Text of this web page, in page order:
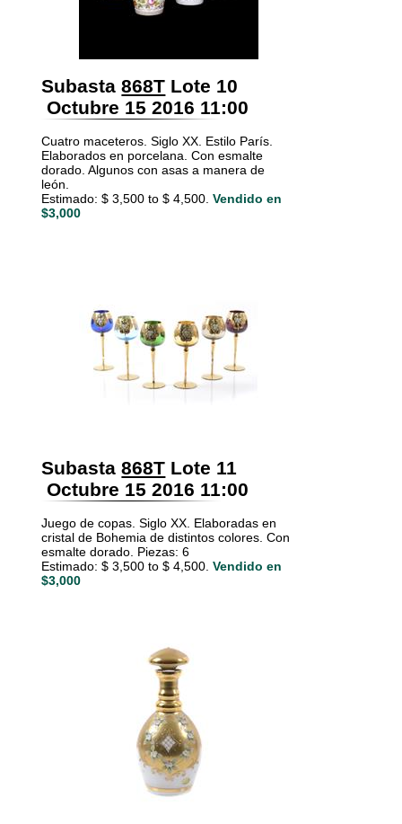
Subasta 868T Lote 10
Octubre 15 2016 11:00
Cuatro maceteros. Siglo XX. Estilo París.
Elaborados en porcelana. Con esmalte
dorado. Algunos con asas a manera de
león.
Estimado: $ 3,500 to $ 4,500. Vendido en
$3,000
Subasta 868T Lote 11
Octubre 15 2016 11:00
Juego de copas. Siglo XX. Elaboradas en
cristal de Bohemia de distintos colores. Con
esmalte dorado. Piezas: 6
Estimado: $ 3,500 to $ 4,500. Vendido en
$3,000